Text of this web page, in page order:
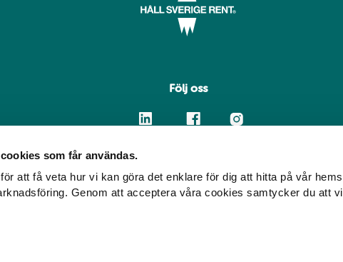
som får användas.
att få veta hur vi kan göra det enklare för dig att hitta på vår
Genom att acceptera våra cookies samtycker du att
Följ oss
© Håll Sverige Rent